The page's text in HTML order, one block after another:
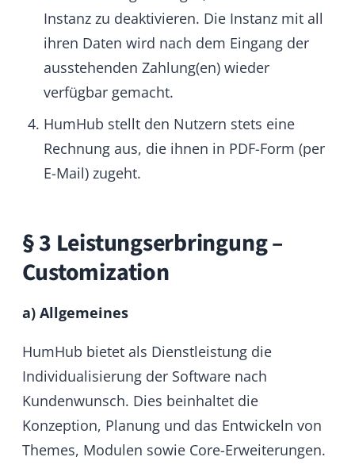
mündlich oder in irgendeiner anderen Weise
oder auf sonstige Weise bekannt gewordenen
Informationen zum Projekt, insbesondere
technischer oder dienstlicher Art, die als
vertraulich gekennzeichnet sind bzw. bei
denen sich die Geheimhaltungsbedürftigkeit
aus den Umständen ergibt,
nutzen, insbesondere nicht zu publizieren,
zum Schutzrecht anzumelden oder selbst
zu gebrauchen
weder an Dritte weiterzugeben noch in
durch sämtliche notwendige Vorkehrungen
so zu schützen, dass ein Zugriff Dritter
vermieden wird
ausschließlich den Projekt beteiligten
Mitarbeitern zugänglich zu machen, und